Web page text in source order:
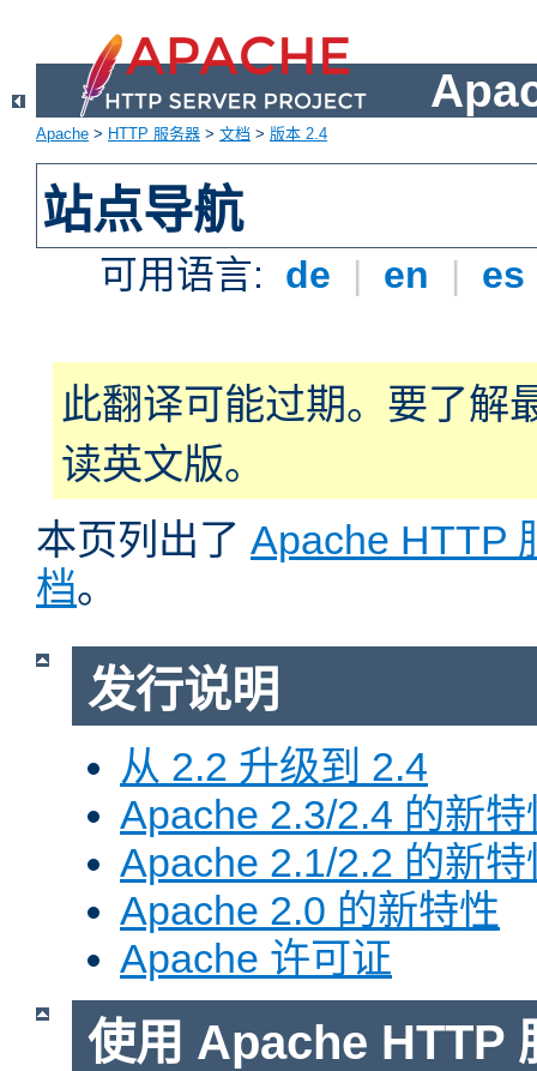
Apache > HTTP 服务器 > 文档 > 版本 2.4
站点导航
可用语言: de | en | es
此翻译可能过期。要了解
读英文版。
本页列出了 Apache HTTP
档。
发行说明
从 2.2 升级到 2.4
Apache 2.3/2.4 的新特
Apache 2.1/2.2 的新特
Apache 2.0 的新特性
Apache 许可证
使用 Apache HTTP